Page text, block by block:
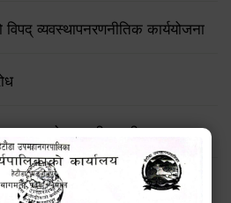
व्यवस्थापनरणनीतिक कार्ययोजना
अपनाउने सम्बन्धी जरुरी सूचना !!
कार्यक्रम सम्बन्धी सार्वजनिक